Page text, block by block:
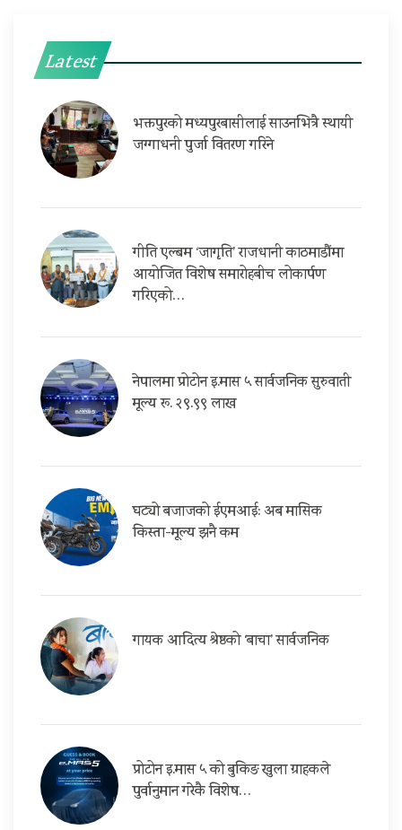
Latest
भक्तपुरको मध्यपुरबासीलाई साउनभित्रै स्थायी
जग्गाधनी पुर्जा वितरण गरिने
गीति एल्बम ‘जागृति’ राजधानी काठमाडौंमा
आयोजित विशेष समारोहबीच लोकार्पण
गरिएको…
नेपालमा प्रोटोन इ.मास ५ सार्वजनिक सुरुवाती
मूल्य रू. २९.९९ लाख
घट्यो बजाजको ईएमआई: अब मासिक
किस्ता-मूल्य झनै कम
गायक आदित्य श्रेष्ठको ‘बाचा’ सार्वजनिक
प्रोटोन इ.मास ५ को बुकिङ खुला ग्राहकले
पुर्वानुमान गरेकै विशेष…